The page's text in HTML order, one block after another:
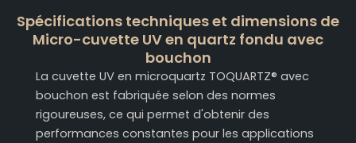
Spécifications techniques et dimensions de
Micro-cuvette UV en quartz fondu avec
bouchon
La cuvette UV en microquartz TOQUARTZ® avec
bouchon est fabriquée selon des normes
rigoureuses, ce qui permet d'obtenir des
performances constantes pour les applications